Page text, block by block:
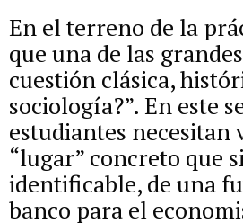
En el terreno de la
que una de las
cuestión clásica,
sociología?”. En este
estudiantes necesitan
“lugar” concreto que
identificable, de una
banco para el